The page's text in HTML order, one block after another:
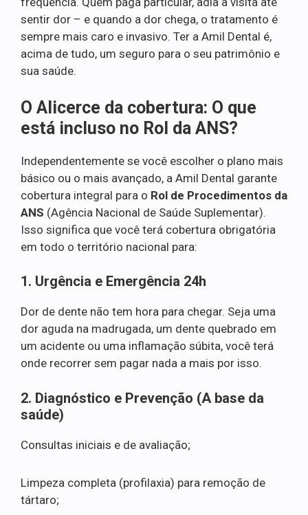
sentir dor – e quando a dor chega, o tratamento é
sempre mais caro e invasivo. Ter a Amil Dental é,
acima de tudo, um seguro para o seu patrimônio e
sua saúde.
O Alicerce da cobertura: O que
está incluso no Rol da ANS?
Independentemente se você escolher o plano mais
básico ou o mais avançado, a Amil Dental garante
cobertura integral para o Rol de Procedimentos da
ANS (Agência Nacional de Saúde Suplementar).
Isso significa que você terá cobertura obrigatória
em todo o território nacional para:
1. Urgência e Emergência 24h
Dor de dente não tem hora para chegar. Seja uma
dor aguda na madrugada, um dente quebrado em
um acidente ou uma inflamação súbita, você terá
onde recorrer sem pagar nada a mais por isso.
2. Diagnóstico e Prevenção (A base da
saúde)
Consultas iniciais e de avaliação;
Limpeza completa (profilaxia) para remoção de
tártaro;